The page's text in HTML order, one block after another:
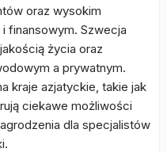
oraz wysokim
finansowym. Szwecja
życia oraz
a prywatnym.
kraje azjatyckie, takie jak
ciekawe możliwości
dla specjalistów